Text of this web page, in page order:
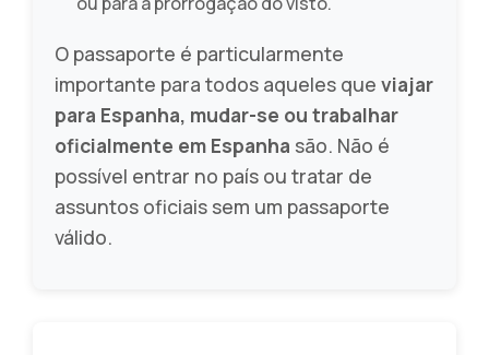
O passaporte é particularmente
importante para todos aqueles que viajar
para Espanha, mudar-se ou trabalhar
oficialmente em Espanha são. Não é
possível entrar no país ou tratar de
assuntos oficiais sem um passaporte
válido.